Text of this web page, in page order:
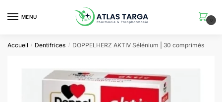
MENU
0
Accueil / Dentifrices / DOPPELHERZ AKTIV Sélénium | 30 comprimés